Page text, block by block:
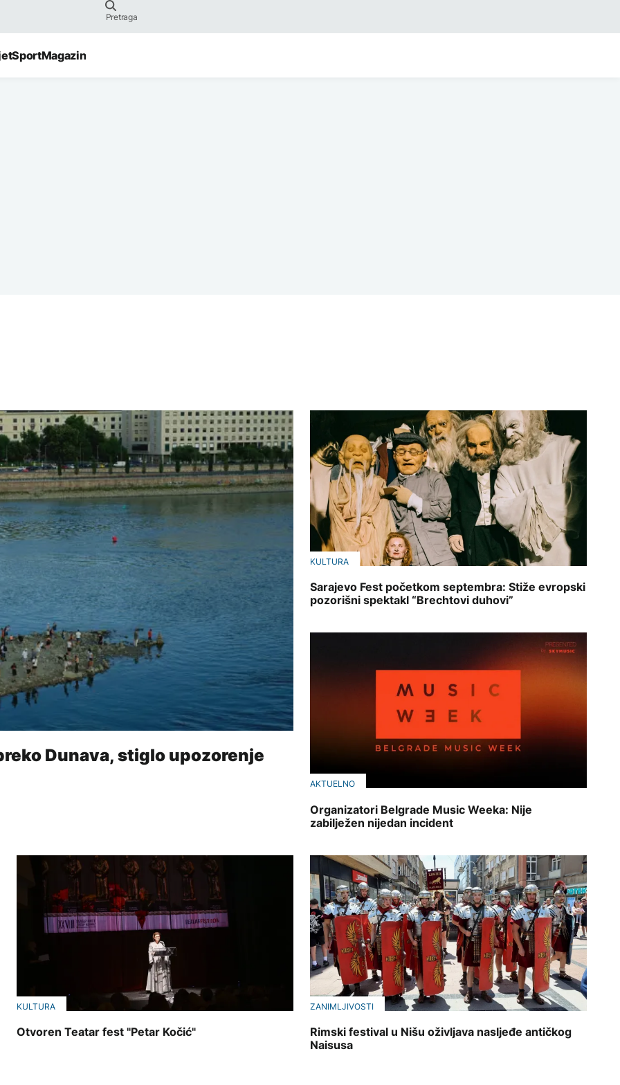
SportMagazin
Dunava, stiglo upozorenje
KULTURA
Sarajevo Fest početkom septembra: Stiže evropski
pozorišni spektakl “Brechtovi duhovi”
AKTUELNO
Organizatori Belgrade Music Weeka: Nije
zabilježen nijedan incident
KULTURA
Otvoren Teatar fest "Petar Kočić"
ZANIMLJIVOSTI
Rimski festival u Nišu oživljava nasljeđe antičkog
Naisusa